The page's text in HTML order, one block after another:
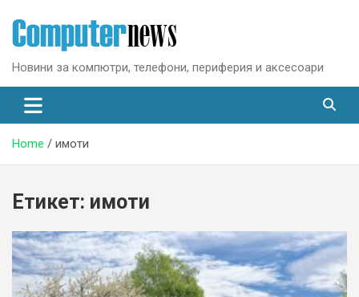
content
Новини за компютри, телефони, периферия и аксесоари
Home имоти
Етикет: имоти